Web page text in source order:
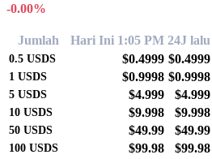
-0.00%
Jumlah Hari Ini 1:05 PM 24J lalu
0.5 USDS $0.4999 $0.4999
1 USDS $0.9998 $0.9998
5 USDS $4.999 $4.999
10 USDS $9.998 $9.998
50 USDS $49.99 $49.99
100 USDS $99.98 $99.98